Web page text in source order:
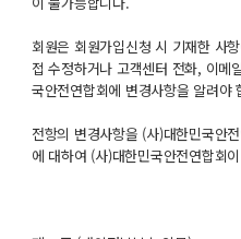
회원은 회원가입신청 시 기재한 사
접 수정하거나 고객센터 전화, 이메
국안전연합회에 변경사항을 알려야
전항의 변경사항을 (사)대한민국안
에 대하여 (사)대한민국안전연합회